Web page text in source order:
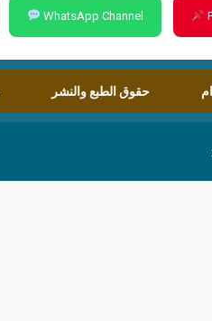
WhatsApp Channel
حقوق الطبع والنشر